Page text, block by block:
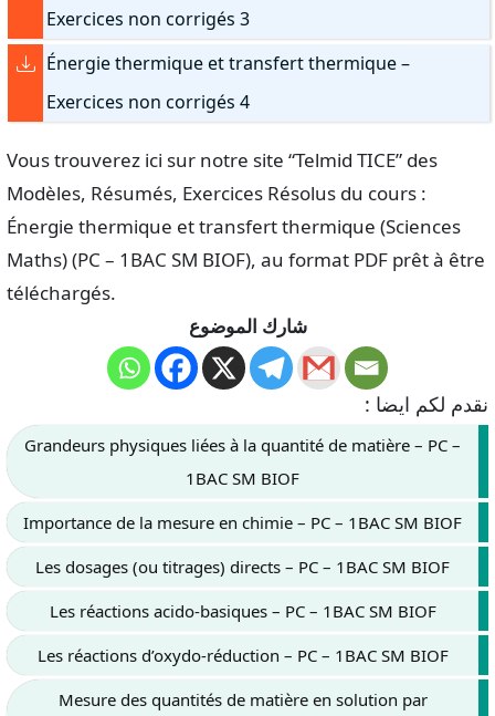
Exercices non corrigés 3
Énergie thermique et transfert thermique –
Exercices non corrigés 4
Vous trouverez ici sur notre site “Telmid TICE” des
Modèles, Résumés, Exercices Résolus du cours :
Énergie thermique et transfert thermique (Sciences
Maths) (PC – 1BAC SM BIOF), au format PDF prêt à être
téléchargés.
شارك الموضوع
نقدم لكم ايضا :
Grandeurs physiques liées à la quantité de matière – PC –
1BAC SM BIOF
Importance de la mesure en chimie – PC – 1BAC SM BIOF
Les dosages (ou titrages) directs – PC – 1BAC SM BIOF
Les réactions acido-basiques – PC – 1BAC SM BIOF
Les réactions d’oxydo-réduction – PC – 1BAC SM BIOF
Mesure des quantités de matière en solution par